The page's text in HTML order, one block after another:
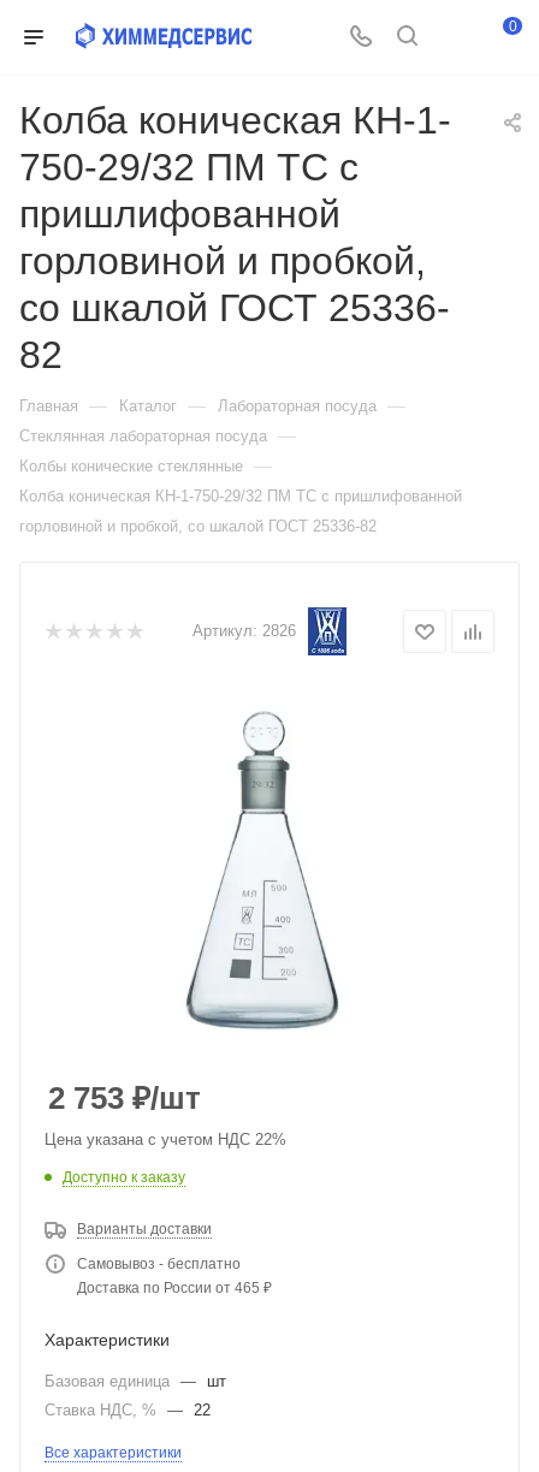
0
Колба коническая КН-1-
750-29/32 ПМ ТС с
пришлифованной
горловиной и пробкой,
со шкалой ГОСТ 25336-
82
Главная — Каталог — Лабораторная посуда —
Стеклянная лабораторная посуда —
Колбы конические стеклянные —
Колба коническая КН-1-750-29/32 ПМ ТС с пришлифованной
горловиной и пробкой, со шкалой ГОСТ 25336-82
Артикул: 2826
2 753 ₽/шт
Цена указана с учетом НДС 22%
Доступно к заказу
Варианты доставки
Самовывоз - бесплатно
Доставка по России от 465 ₽
Характеристики
Базовая единица —
шт
Ставка НДС, %
— 22
Все характеристики